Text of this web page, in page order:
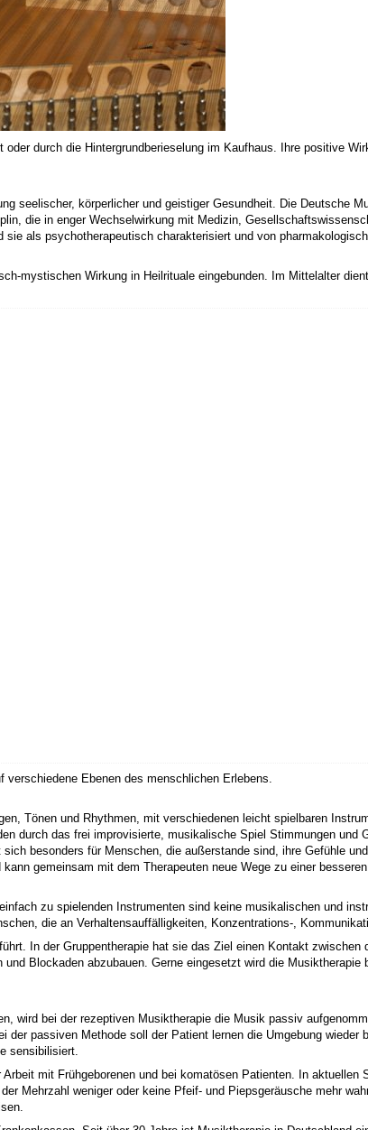
durch die Hintergrundberieselung im Kaufhaus. Ihre positive
seelischer, körperlicher und geistiger Gesundheit. Die Deutsche
die in enger Wechselwirkung mit Medizin,
als psychotherapeutisch charakterisiert und von
mystischen Wirkung in Heilrituale eingebunden. Im Mittelalter
Ebenen des menschlichen Erlebens.
Tönen und Rhythmen, mit verschiedenen leicht spielbaren
durch das frei improvisierte, musikalische Spiel Stimmungen und
besonders für Menschen, die außerstande sind, ihre Gefühle
gemeinsam mit dem Therapeuten neue Wege zu einer
zu spielenden Instrumenten sind keine musikalischen und
die an Verhaltensauffälligkeiten, Konzentrations-,
In der Gruppentherapie hat sie das Ziel einen Kontakt zwischen
Blockaden abzubauen. Gerne eingesetzt wird die Musiktherapie
wird bei der rezeptiven Musiktherapie die Musik passiv
passiven Methode soll der Patient lernen die Umgebung wieder
sensibilisiert.
mit Frühgeborenen und bei komatösen Patienten. In aktuellen
Mehrzahl weniger oder keine Pfeif- und Piepsgeräusche mehr